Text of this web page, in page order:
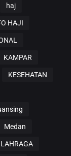
haj
HAJI
KAMPAR
KESEHATAN
Medan